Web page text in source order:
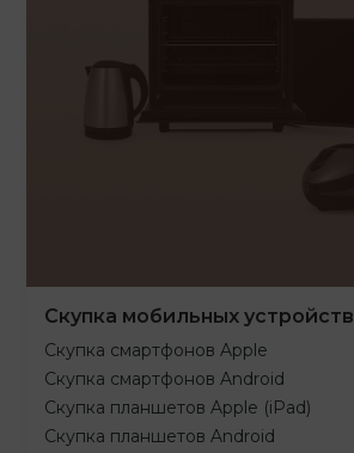
Скупка мобильных устройств
Скупка смартфонов Apple
Скупка смартфонов Android
Скупка планшетов Apple (iPad)
Скупка планшетов Android